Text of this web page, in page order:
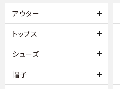
アウター
トップス
シューズ
帽子